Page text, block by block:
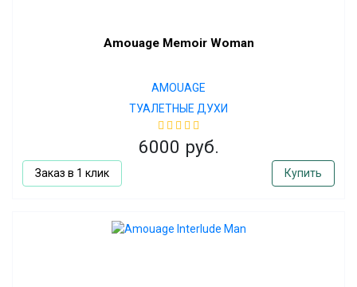
Amouage Memoir Woman
AMOUAGE
ТУАЛЕТНЫЕ ДУХИ
6000 руб.
Заказ в 1 клик Купить